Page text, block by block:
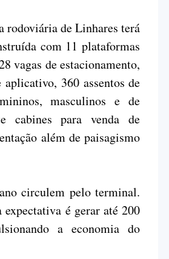
rodoviária de Linhares terá
com 11 plataformas
vagas de estacionamento,
360 assentos de
masculinos e de
cabines para venda de
além de paisagismo
circulem pelo terminal.
é gerar até 200
a economia do